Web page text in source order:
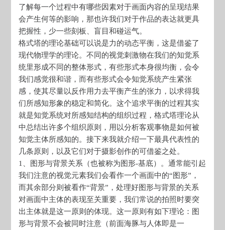
了解每一个过程中有哪些因素对于画面内容的呈现结果
会产生何等的影响，那也许我们对于作品的表达就更具
把握性，少一些刻板、盲目和碰运气。
格式塔的理论基础可以说是力的动态平衡，这是借鉴了
现代物理学的理论。不同的视觉刺激物在我们的知觉系
统里形成不同的整体形式，有些形式本身很均衡，会令
我们感觉很和谐，而有些形式会令知觉系统产生紧张
感，使其尽量以反作用力去平衡产生的张力，以求得我
们所感知形象的稳定和简化。这个追求平衡的过程其实
就是知觉系统对所感知结构的组织过程，格式塔理论从
中总结出许多个组织原则，用以分析客观事物是如何被
知觉主体所感知的。接下来我就介绍一下最具代表性的
几条原则，以及它们对于摄影创作的可借鉴之处。
1、图形与背景关系（也被称为图形-基底）。通常能引起
我们注意的视觉元素我们会看作一个画面中的“图形”，
而其余部分则被看作“背景”，处理好图形与背景的关系
对画面中主体的表现至关重要，我们常说的拍照时要突
出主体就是这一原则的体现。这一原则有如下理论：图
形与背景不会被同时注意（前面海豚与人体即是一